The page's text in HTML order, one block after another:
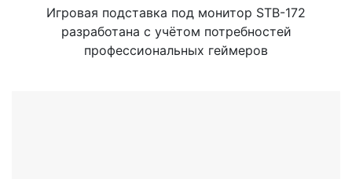
IP Телефония
Стереосистемы
Игровая подставка под монитор STB-172
разработана с учётом потребностей
профессиональных геймеров